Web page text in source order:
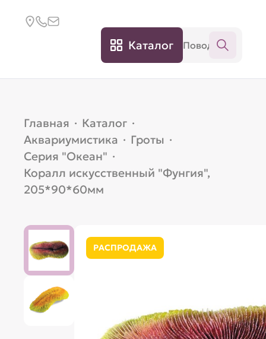
Каталог
Главная · Каталог ·
Аквариумистика · Гроты ·
Серия "Океан" ·
Коралл искусственный "Фунгия",
205*90*60мм
РАСПРОДАЖА